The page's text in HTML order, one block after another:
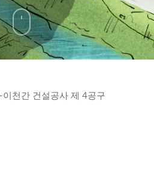
천간 건설공사 제 4공구